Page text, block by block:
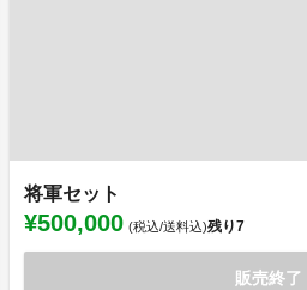
将軍セット
¥500,000 (税込/送料込)残り7
販売終了